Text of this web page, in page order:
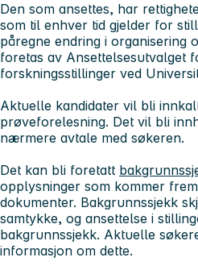
Den som ansettes, har
som til enhver tid gjelder for
påregne endring i organisering
foretas av Ansettelsesutvalget
forskningsstillinger ved
Aktuelle kandidater vil bli
prøveforelesning. Det vil bli
nærmere avtale med søkeren.
Det kan bli foretatt
opplysninger som kommer
dokumenter. Bakgrunnssjekk
samtykke, og ansettelse i
bakgrunnssjekk. Aktuelle
informasjon om dette.